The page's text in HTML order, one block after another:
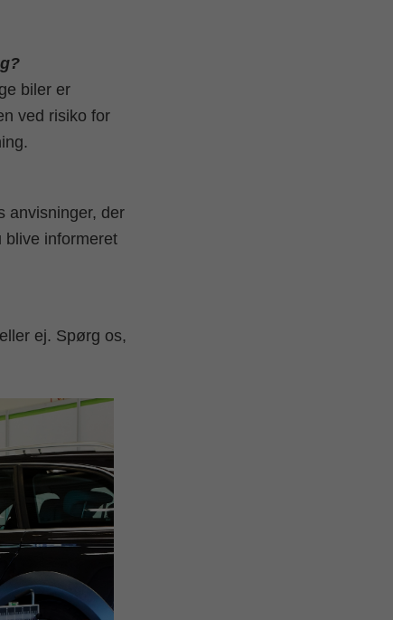
biler er
ved risiko for
anvisninger, der
informeret
ej. Spørg os,